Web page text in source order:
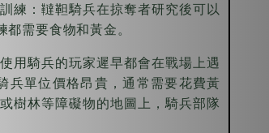
練：韃靼騎兵在掠奪者研究後可以
需要食物和黃金。
用騎兵的玩家遲早都會在戰場上遇
兵單位價格昂貴，通常需要花費黃
樹林等障礙物的地圖上，騎兵部隊